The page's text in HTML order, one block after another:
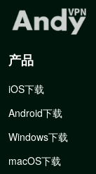
产品
iOS下载
Android下载
Windows下载
macOS下载